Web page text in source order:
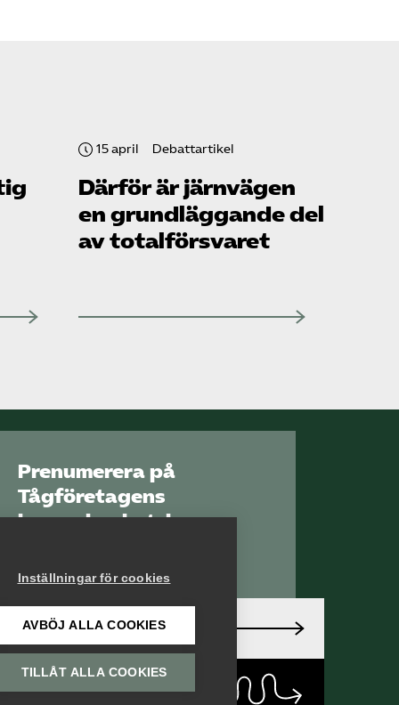
15 april Debattartikel
Därför är järnvägen
en grundläggande del
av totalförsvaret
Prenumerera på
Tågföretagens
branschnyhetsbrev
din inkorg.
Anmäl dig här
Läs
nyhetsbrev
Inställningar för cookies
AVBÖJ ALLA COOKIES
TILLÅT ALLA COOKIES